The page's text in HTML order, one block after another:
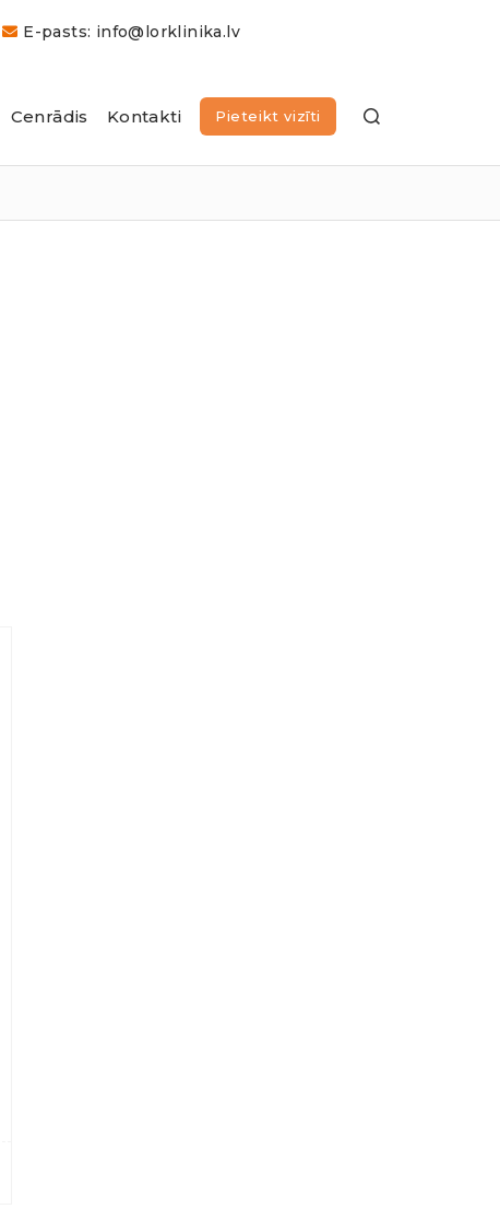
E-pasts: info@lorklinika.lv
Cenrādis Kontakti Pieteikt vizīti